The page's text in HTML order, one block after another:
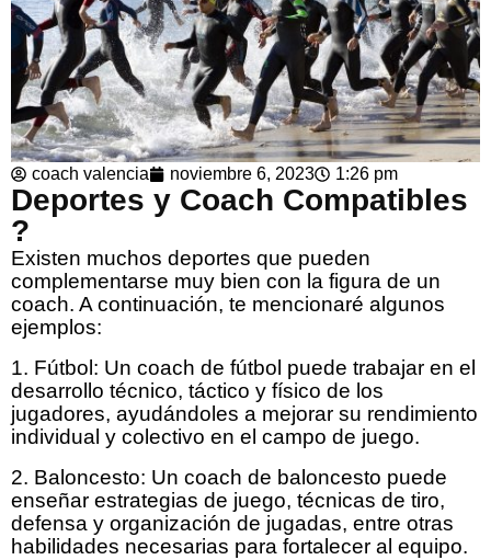
coach valencia noviembre 6, 2023 1:26 pm
Deportes y Coach Compatibles
?
Existen muchos deportes que pueden
complementarse muy bien con la figura de un
coach. A continuación, te mencionaré algunos
ejemplos:
1. Fútbol: Un coach de fútbol puede trabajar en el
desarrollo técnico, táctico y físico de los
jugadores, ayudándoles a mejorar su rendimiento
individual y colectivo en el campo de juego.
2. Baloncesto: Un coach de baloncesto puede
enseñar estrategias de juego, técnicas de tiro,
defensa y organización de jugadas, entre otras
habilidades necesarias para fortalecer al equipo.